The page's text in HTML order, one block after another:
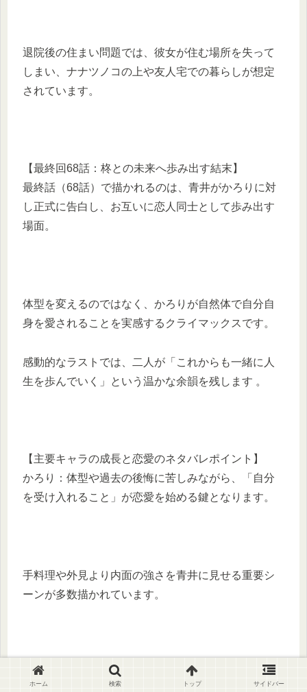
退院後の住まい問題では、彼女が住む場所を失って
しまい、ナナツノコの上や友人宅での暮らしが想定
されています。
【最終回68話：柊との未来へ歩み出す結末】
最終話（68話）で描かれるのは、青井がかろりに対
し正式に告白し、お互いに恋人同士として歩み出す
場面。
体型を変えるのではなく、かろりが自然体で自分自
身を愛されることを実感するクライマックスです。
感動的なラストでは、二人が「これからも一緒に人
生を歩んでいく」という温かな余韻を残します 。
【主要キャラの成長と恋愛のネタバレポイント】
かろり：体型や過去の後悔に苦しみながら、「自分
を受け入れること」が恋愛を始める鍵となります。
手料理や外見より内面の強さを青井に見せる重要シ
ーンが多数描かれています。
青井：やや年下の大学生。かろりを助け支えるうち
ホーム 検索 トップ サイドバー